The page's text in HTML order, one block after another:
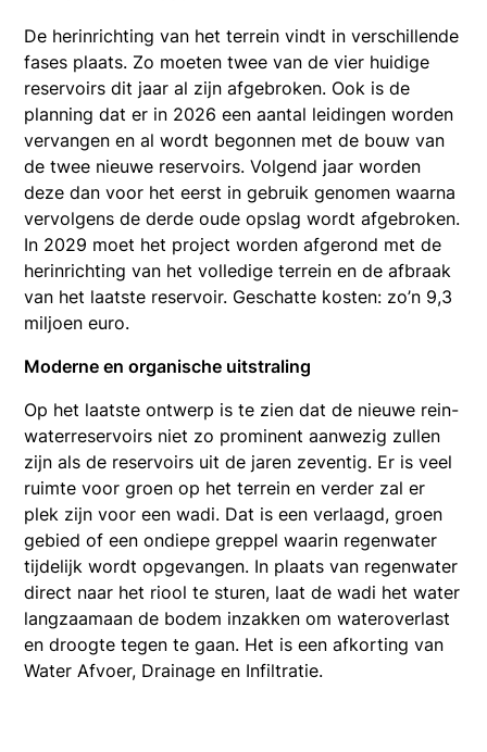
De herinrichting van het terrein vindt in verschillende
fases plaats. Zo moeten twee van de vier huidige
reservoirs dit jaar al zijn afgebroken. Ook is de
planning dat er in 2026 een aantal leidingen worden
vervangen en al wordt begonnen met de bouw van
de twee nieuwe reservoirs. Volgend jaar worden
deze dan voor het eerst in gebruik genomen waarna
vervolgens de derde oude opslag wordt afgebroken.
In 2029 moet het project worden afgerond met de
herinrichting van het volledige terrein en de afbraak
van het laatste reservoir. Geschatte kosten: zo’n 9,3
miljoen euro.
Moderne en organische uitstraling
Op het laatste ontwerp is te zien dat de nieuwe rein-
waterreservoirs niet zo prominent aanwezig zullen
zijn als de reservoirs uit de jaren zeventig. Er is veel
ruimte voor groen op het terrein en verder zal er
plek zijn voor een wadi. Dat is een verlaagd, groen
gebied of een ondiepe greppel waarin regenwater
tijdelijk wordt opgevangen. In plaats van regenwater
direct naar het riool te sturen, laat de wadi het water
langzaamaan de bodem inzakken om wateroverlast
en droogte tegen te gaan. Het is een afkorting van
Water Afvoer, Drainage en Infiltratie.